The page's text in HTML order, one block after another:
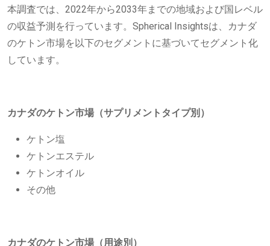
本調査では、2022年から2033年までの地域および国レベル
の収益予測を行っています。Spherical Insightsは、カナダ
のケトン市場を以下のセグメントに基づいてセグメント化
しています。
カナダのケトン市場（サプリメントタイプ別）
ケトン塩
ケトンエステル
ケトンオイル
その他
カナダのケトン市場（用途別）